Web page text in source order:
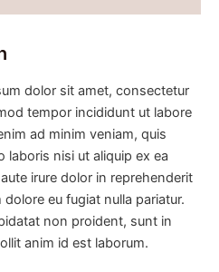
dolor sit amet, consectetur
tempor incididunt ut labore
ad minim veniam, quis
laboris nisi ut aliquip ex ea
irure dolor in reprehenderit
eu fugiat nulla pariatur.
non proident, sunt in
anim id est laborum.